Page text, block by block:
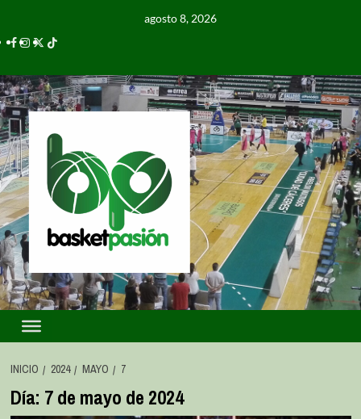
agosto 8, 2026
INICIO 2024 MAYO 7
Día: 7 de mayo de 2024